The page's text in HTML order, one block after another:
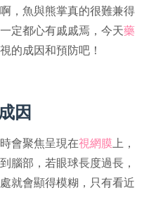
，魚與熊掌真的很難兼得
定都心有戚戚焉，今天藥
的成因和預防吧！
因
會聚焦呈現在視網膜上，
腦部，若眼球長度過長，
就會顯得模糊，只有看近